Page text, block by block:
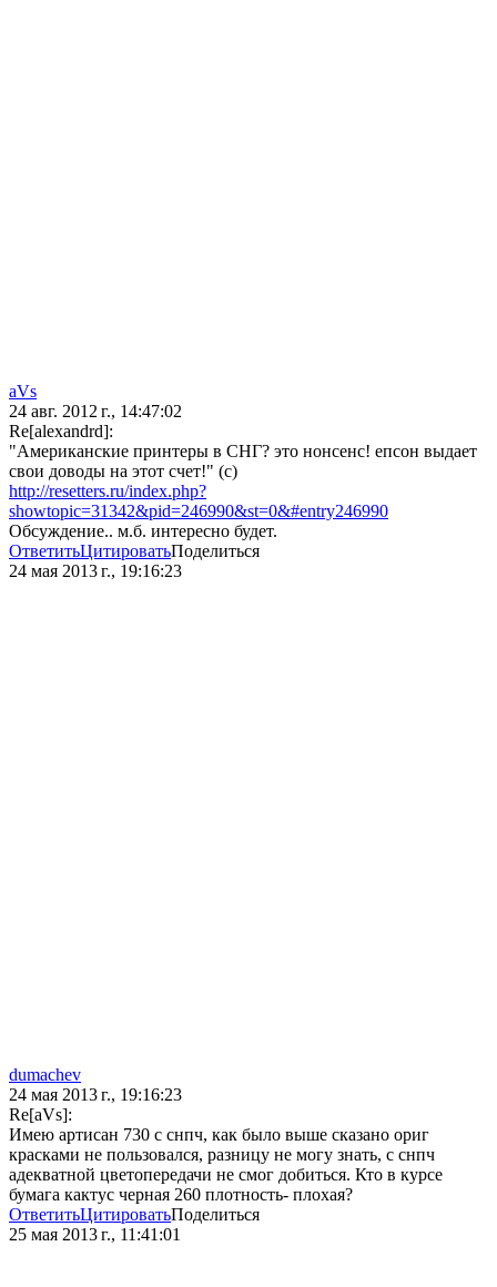
aVs
24 авг. 2012 г., 14:47:02
Re[alexandrd]:
"Американские принтеры в СНГ? это нонсенс! епсон выдает
свои доводы на этот счет!" (с)
http://resetters.ru/index.php?
showtopic=31342&pid=246990&st=0&#entry246990
Обсуждение.. м.б. интересно будет.
ОтветитьЦитироватьПоделиться
24 мая 2013 г., 19:16:23
dumachev
24 мая 2013 г., 19:16:23
Re[aVs]:
Имею артисан 730 с снпч, как было выше сказано ориг
красками не пользовался, разницу не могу знать, с снпч
адекватной цветопередачи не смог добиться. Кто в курсе
бумага кактус черная 260 плотность- плохая?
ОтветитьЦитироватьПоделиться
25 мая 2013 г., 11:41:01